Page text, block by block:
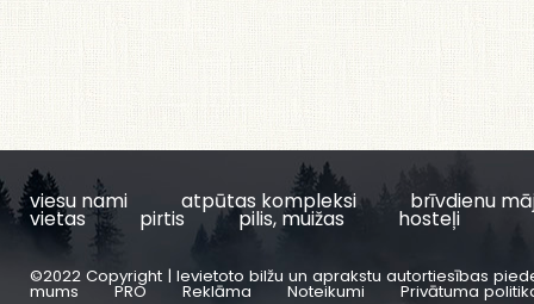
viesu nami atpūtas kompleksi brīvdienu
vietas pirtis pilis, muižas hosteļi
©2022 Copyright | Ievietoto bilžu un aprakstu autortiesības
mums PRO Reklāma Noteikumi Privātuma